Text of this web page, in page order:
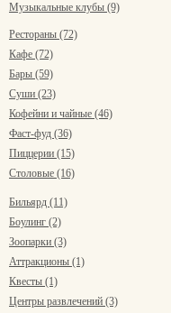
Музыкальные клубы (9)
Рестораны (72)
Кафе (72)
Бары (59)
Суши (23)
Кофейни и чайные (46)
Фаст-фуд (36)
Пиццерии (15)
Столовые (16)
Бильярд (11)
Боулинг (2)
Зоопарки (3)
Аттракционы (1)
Квесты (1)
Центры развлечений (3)